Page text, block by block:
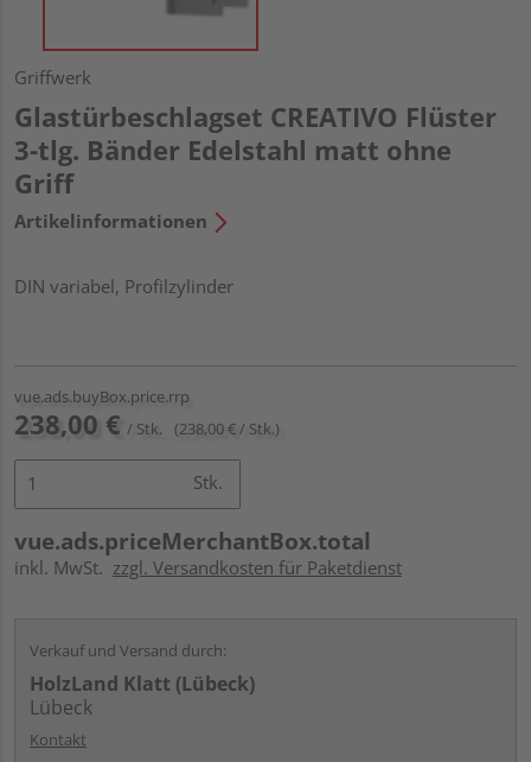
Griffwerk
Glastürbeschlagset CREATIVO Flüster
3-tlg. Bänder Edelstahl matt ohne
Griff
Artikelinformationen
DIN variabel, Profilzylinder
vue.ads.buyBox.price.rrp
238,00 € / Stk. (238,00 € / Stk.)
Stk.
vue.ads.priceMerchantBox.total
inkl. MwSt. zzgl. Versandkosten für Paketdienst
Verkauf und Versand durch:
HolzLand Klatt (Lübeck)
Lübeck
Kontakt